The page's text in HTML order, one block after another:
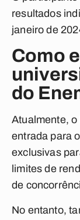
resultados
janeiro de
Como
do
Atualmente, o
entrada para
exclusivas
limites de
de
No entanto,